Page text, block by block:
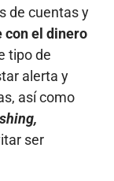
de cuentas y
con el dinero
tipo de
alerta y
así como
ser